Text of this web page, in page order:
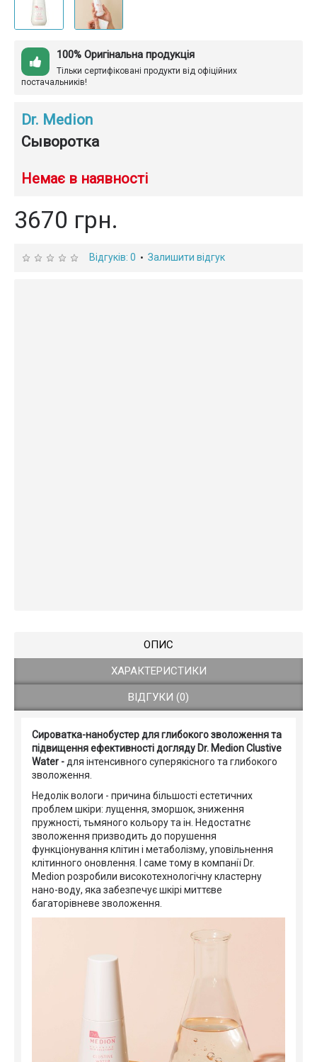
100% Оригінальна продукція
Тільки сертифіковані продукти від офіційних
постачальників!
Dr. Medion
Сыворотка
Немає в наявності
3670 грн.
Відгуків: 0 • Залишити відгук
ОПИС
ХАРАКТЕРИСТИКИ
ВІДГУКИ (0)
Сироватка-нанобустер для глибокого зволоження та
підвищення ефективності догляду Dr. Medion Clustive
Water - для інтенсивного суперякісного та глибокого
зволоження.
Недолік вологи - причина більшості естетичних
проблем шкіри: лущення, зморшок, зниження
пружності, тьмяного кольору та ін. Недостатнє
зволоження призводить до порушення
функціонування клітин і метаболізму, уповільнення
клітинного оновлення. І саме тому в компанії Dr.
Medion розробили високотехнологічну кластерну
нано-воду, яка забезпечує шкірі миттєве
багаторівневе зволоження.